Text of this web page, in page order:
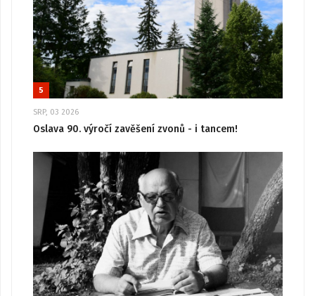
5
SRP, 03 2026
Oslava 90. výročí zavěšení zvonů - i tancem!